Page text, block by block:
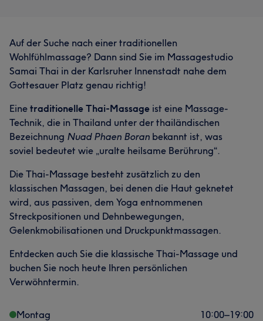
Auf der Suche nach einer traditionellen
Wohlfühlmassage? Dann sind Sie im Massagestudio
Samai Thai in der Karlsruher Innenstadt nahe dem
Gottesauer Platz genau richtig!
Eine traditionelle Thai-Massage ist eine Massage-
Technik, die in Thailand unter der thailändischen
Bezeichnung Nuad Phaen Boran bekannt ist, was
soviel bedeutet wie „uralte heilsame Berührung“.
Die Thai-Massage besteht zusätzlich zu den
klassischen Massagen, bei denen die Haut geknetet
wird, aus passiven, dem Yoga entnommenen
Streckpositionen und Dehnbewegungen,
Gelenkmobilisationen und Druckpunktmassagen.
Entdecken auch Sie die klassische Thai-Massage und
buchen Sie noch heute Ihren persönlichen
Verwöhntermin.
Montag 10:00–19:00